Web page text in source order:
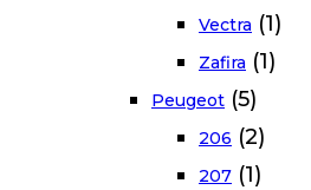
Vectra (1)
Zafira (1)
Peugeot (5)
206 (2)
207 (1)